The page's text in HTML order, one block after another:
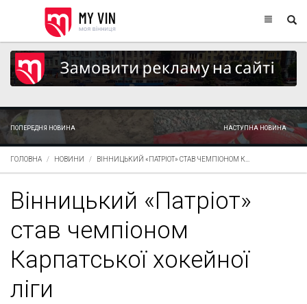
ПОПЕРЕДНЯ НОВИНА НАСТУПНА НОВИНА
ГОЛОВНА НОВИНИ ВІННИЦЬКИЙ «ПАТРІОТ» СТАВ ЧЕМПІОНОМ К...
Вінницький «Патріот»
став чемпіоном
Карпатської хокейної
ліги